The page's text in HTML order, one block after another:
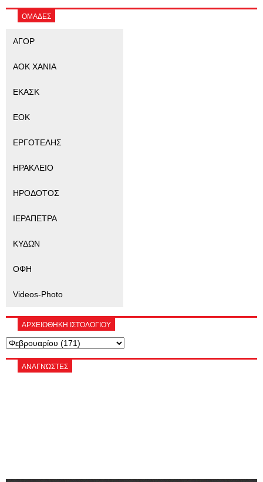
ΟΜΑΔΕΣ
ΑΓΟΡ
ΑΟΚ ΧΑΝΙΑ
ΕΚΑΣΚ
ΕΟΚ
ΕΡΓΟΤΕΛΗΣ
ΗΡΑΚΛΕΙΟ
ΗΡΟΔΟΤΟΣ
ΙΕΡΑΠΕΤΡΑ
ΚΥΔΩΝ
ΟΦΗ
Videos-Photo
ΑΡΧΕΙΟΘΗΚΗ ΙΣΤΟΛΟΓΙΟΥ
ΑΝΑΓΝΏΣΤΕΣ